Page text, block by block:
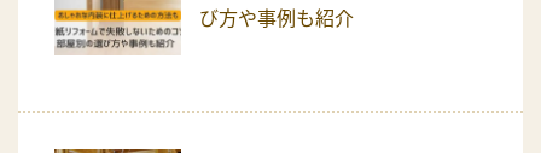
び方や事例も紹介